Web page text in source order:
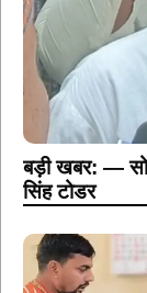
बड़ी खबर: —
सिंह टोडर